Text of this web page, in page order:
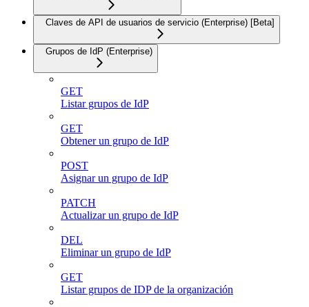
Claves de API de usuarios de servicio (Enterprise) [Beta]
Grupos de IdP (Enterprise)
GET
Listar grupos de IdP
GET
Obtener un grupo de IdP
POST
Asignar un grupo de IdP
PATCH
Actualizar un grupo de IdP
DEL
Eliminar un grupo de IdP
GET
Listar grupos de IDP de la organización